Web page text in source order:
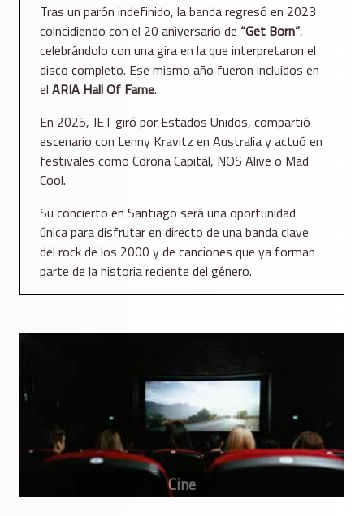
Tras un parón indefinido, la banda regresó en 2023
coincidiendo con el 20 aniversario de “Get Born”,
celebrándolo con una gira en la que interpretaron el
disco completo. Ese mismo año fueron incluidos en
el ARIA Hall Of Fame.
En 2025, JET giró por Estados Unidos, compartió
escenario con Lenny Kravitz en Australia y actuó en
festivales como Corona Capital, NOS Alive o Mad
Cool.
Su concierto en Santiago será una oportunidad
única para disfrutar en directo de una banda clave
del rock de los 2000 y de canciones que ya forman
parte de la historia reciente del género.